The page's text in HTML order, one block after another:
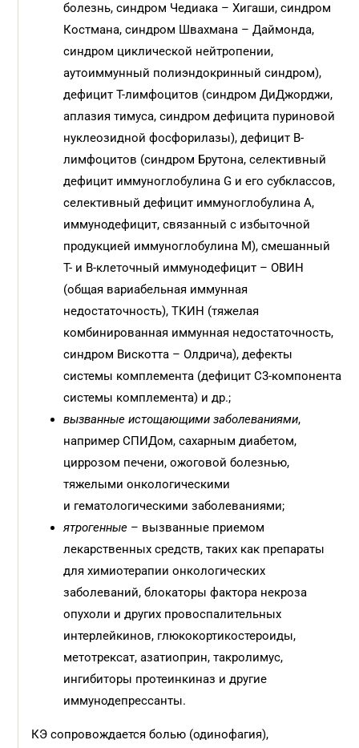
болезнь, синдром Чедиака – Хигаши, синдром
Костмана, синдром Швахмана – Даймонда,
синдром циклической нейтропении,
аутоиммунный полиэндокринный синдром),
дефицит Т-лимфоцитов (синдром ДиДжорджи,
аплазия тимуса, синдром дефицита пуриновой
нуклеозидной фосфорилазы), дефицит В-
лимфоцитов (синдром Брутона, селективный
дефицит иммуноглобулина G и его субклассов,
селективный дефицит иммуноглобулина А,
иммунодефицит, связанный с избыточной
продукцией иммуноглобулина М), смешанный
Т- и В-клеточный иммунодефицит – ОВИН
(общая вариабельная иммунная
недостаточность), ТКИН (тяжелая
комбинированная иммунная недостаточность,
синдром Вискотта – Олдрича), дефекты
системы комплемента (дефицит С3-компонента
системы комплемента) и др.;
вызванные истощающими заболеваниями,
например СПИДом, сахарным диабетом,
циррозом печени, ожоговой болезнью,
тяжелыми онкологическими
и гематологическими заболеваниями;
ятрогенные – вызванные приемом
лекарственных средств, таких как препараты
для химиотерапии онкологических
заболеваний, блокаторы фактора некроза
опухоли и других провоспалительных
интерлейкинов, глюкокортикостероиды,
метотрексат, азатиоприн, такролимус,
ингибиторы протеинкиназ и другие
иммунодепрессанты.
КЭ сопровождается болью (одинофагия),